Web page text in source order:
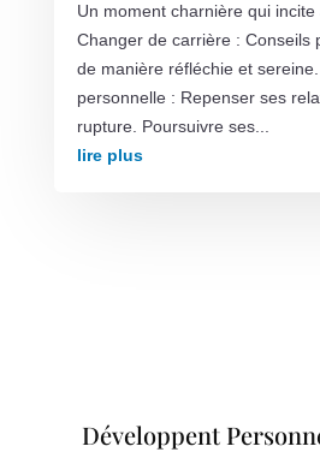
Un moment charnière qui
Changer de carrière : Conseils
de manière réfléchie et
personnelle : Repenser ses
rupture. Poursuivre ses...
lire plus
Développent